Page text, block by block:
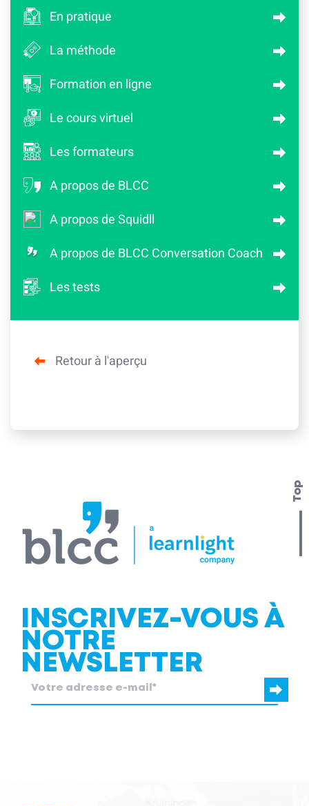
En pratique
La méthode
Formation en ligne
Le cours virtuel
Les formateurs
A propos de BLCC
A propos de Squidll
A propos de BLCC Conversation Coach
Les tests
Retour à l'aperçu
Top
INSCRIVEZ-VOUS À
NOTRE
NEWSLETTER